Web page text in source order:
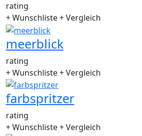
rating
+ Wunschliste+ Vergleich
meerblick
rating
+ Wunschliste+ Vergleich
farbspritzer
rating
+ Wunschliste+ Vergleich